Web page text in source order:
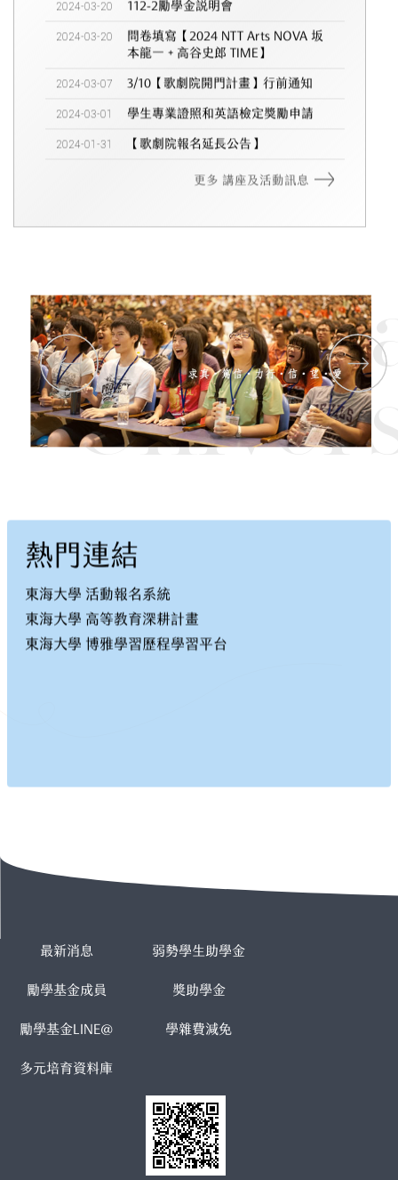
2024-03-20 112-2勵學金說明會
2024-03-20
問卷填寫【2024 NTT Arts NOVA 坂
本龍一 + 高谷史郎 TIME】
2024-03-07 3/10【歌劇院開門計畫】行前通知
2024-03-01 學生專業證照和英語檢定獎勵申請
2024-01-31 【歌劇院報名延長公告】
更多 講座及活動訊息
熱門連結
東海大學 活動報名系統
東海大學 高等教育深耕計畫
東海大學 博雅學習歷程學習平台
最新消息
勵學基金成員
勵學基金LINE@
多元培育資料庫
弱勢學生助學金
獎助學金
學雜費減免